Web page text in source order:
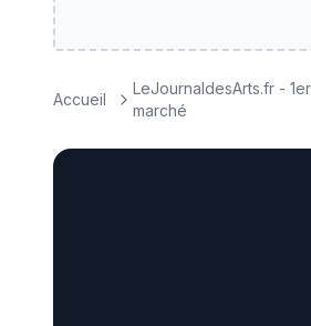
Accueil
LeJournaldesArts.fr -
marché